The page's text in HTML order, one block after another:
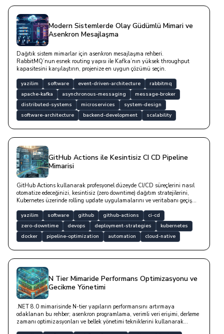
Modern Sistemlerde Olay Güdümlü Mimari ve
Asenkron Mesajlaşma
Dağıtık sistem mimarlar için asenkron mesajlaşma rehberi.
RabbitMQ’nun esnek routing yapısı ile Kafka’nın yüksek throughput
kapasitesini karşılaştırın, projenize en uygun çözümü seçin.
yazilim software event-driven-architecture
rabbitmq
apache-kafka
asynchronous-messaging
message-broker
distributed-systems
microservices
system-design
software-architecture
backend-development scalability
GitHub Actions ile Kesintisiz CI CD Pipeline
Mimarisi
GitHub Actions kullanarak profesyonel düzeyde CI/CD süreçlerini nasıl
otomatize edeceğinizi, kesintisiz (zero downtime) dağıtım stratejilerini,
Kubernetes üzerinde rolling update uygulamalarını ve veritabanı geçiş
almaktadır.
yazilim software github github-actions
ci-cd
zero-downtime
devops deployment-strategies
kubernetes
docker
pipeline-optimization automation cloud-native
N Tier Mimaride Performans Optimizasyonu ve
Gecikme Yönetimi
.NET 8.0 mimarisinde N-tier yapıların performansını artırmaya
odaklanan bu rehber; asenkron programlama, verimli veri erişimi, derleme
zamanı optimizasyonları ve bellek yönetimi tekniklerini kullanarak